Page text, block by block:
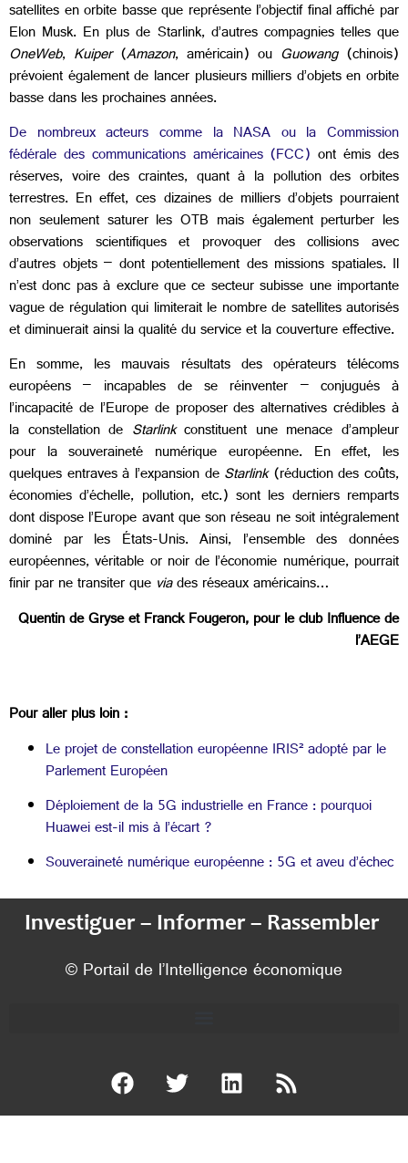
satellites en orbite basse que représente l’objectif final affiché par
Elon Musk. En plus de Starlink, d’autres compagnies telles que
OneWeb, Kuiper (Amazon, américain) ou Guowang (chinois)
prévoient également de lancer plusieurs milliers d’objets en orbite
basse dans les prochaines années.
De nombreux acteurs comme la NASA ou la Commission
fédérale des communications américaines (FCC) ont émis des
réserves, voire des craintes, quant à la pollution des orbites
terrestres. En effet, ces dizaines de milliers d’objets pourraient
non seulement saturer les OTB mais également perturber les
observations scientifiques et provoquer des collisions avec
d’autres objets – dont potentiellement des missions spatiales. Il
n’est donc pas à exclure que ce secteur subisse une importante
vague de régulation qui limiterait le nombre de satellites autorisés
et diminuerait ainsi la qualité du service et la couverture effective.
En somme, les mauvais résultats des opérateurs télécoms
européens – incapables de se réinventer – conjugués à
l’incapacité de l’Europe de proposer des alternatives crédibles à
la constellation de Starlinkconstituent une menace d’ampleur
pour la souveraineté numérique européenne. En effet, les
quelques entraves à l’expansion deStarlink(réduction des coûts,
économies d’échelle, pollution, etc.) sont les derniers remparts
dont dispose l’Europe avant que son réseau ne soit intégralement
dominé par les États-Unis. Ainsi, l’ensemble des données
européennes, véritable or noir de l’économie numérique, pourrait
finir par ne transiter que viades réseaux américains…
Quentin de Gryse et Franck Fougeron, pour le club Influence de
l’AEGE
Pour aller plus loin :
Le projet de constellation européenne IRIS² adopté par le
Parlement Européen
Déploiement de la 5G industrielle en France : pourquoi
Huawei est-il mis à l’écart ?
Souveraineté numérique européenne : 5G et aveu d’échec
Investiguer – Informer – Rassembler
© Portail de l’Intelligence économique